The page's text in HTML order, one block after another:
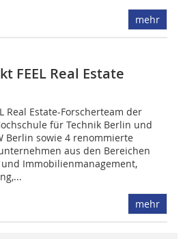
mehr
FEEL Real Estate
Real Estate-Forscherteam der
für Technik Berlin und
Berlin sowie 4 renommierte
aus den Bereichen
und Immobilienmanagement,
mehr